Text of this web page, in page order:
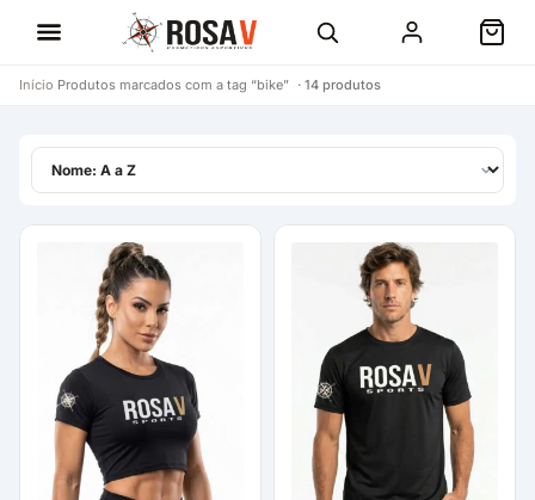
Início Produtos marcados com a tag “bike” · 14 produtos